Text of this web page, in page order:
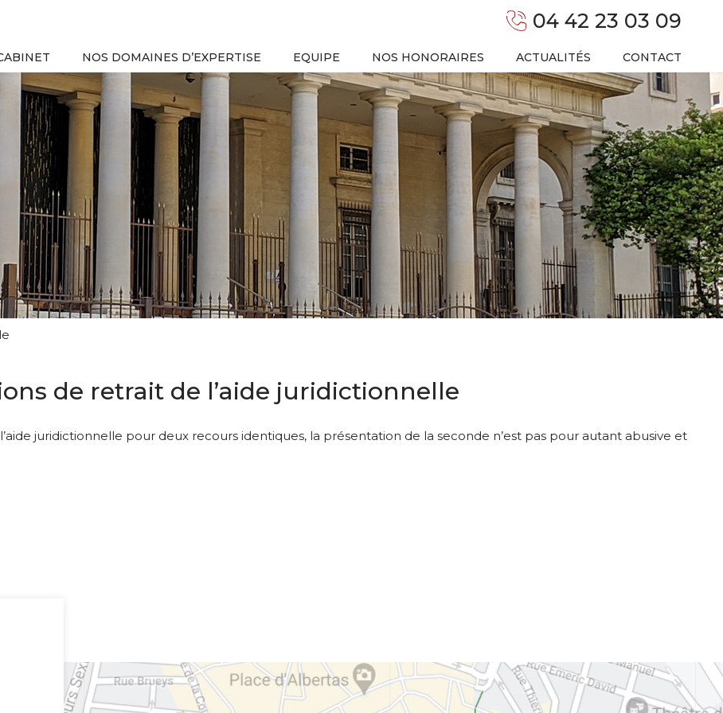
04 42 23 03 09
NOS DOMAINES D’EXPERTISE EQUIPE NOS HONORAIRES ACTUALITÉS CONTACT
de retrait de l’aide juridictionnelle
juridictionnelle pour deux recours identiques, la présentation de la seconde n’est pas pour autant abusive et